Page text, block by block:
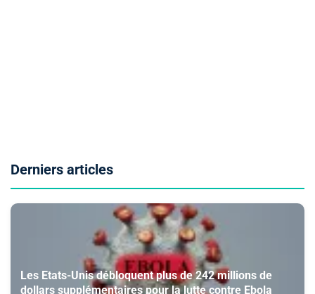
Derniers articles
Les Etats-Unis débloquent plus de 242 millions de
dollars supplémentaires pour la lutte contre Ebola